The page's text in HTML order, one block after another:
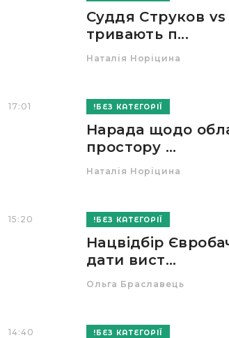
Суддя Струков vs
тривають п...
Наталія Норіцина
17:01 БЕЗ КАТЕГОРІЇ
Нарада щодо
простору ...
Наталія Норіцина
15:20 БЕЗ КАТЕГОРІЇ
Нацвідбір
дати вист...
Ольга Браславець
14:40 БЕЗ КАТЕГОРІЇ